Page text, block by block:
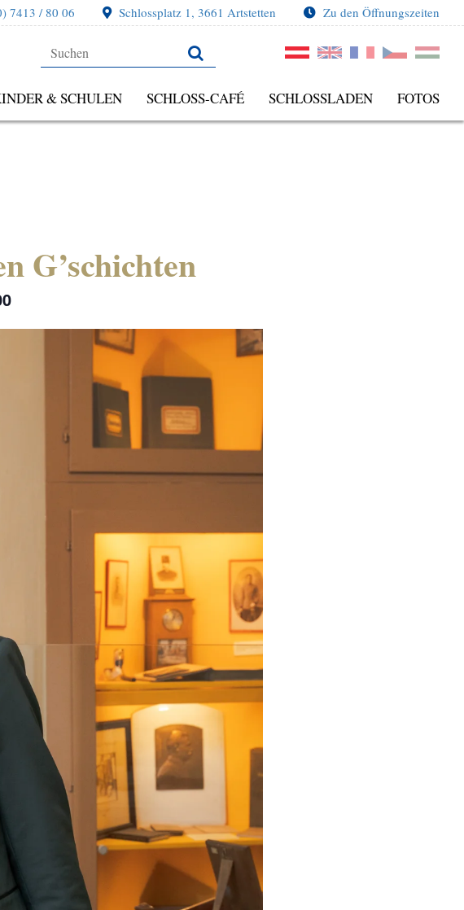
7413 / 80 06 Schlossplatz 1, 3661 Artstetten Zu den Öffnungszeiten
& SCHULEN SCHLOSS-CAFÉ SCHLOSSLADEN FOTOS
G’schichten